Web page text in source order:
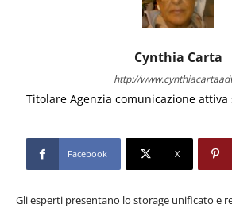
Cynthia Carta
http://
Titolare Agenzia comunicazione attiva
Facebook X
Gli esperti presentano lo storage unificato e